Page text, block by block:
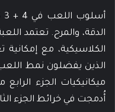
الدقة، والمرح. تعتمد
الذين يفضلون نمط
أُدمجت في خرائط الجزء